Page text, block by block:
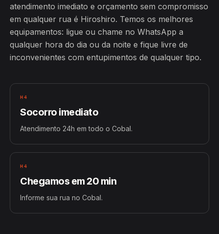
atendimento imediato e orçamento sem compromisso
em qualquer rua é Hiroshiro. Temos os melhores
equipamentos: ligue ou chame no WhatsApp a
qualquer hora do dia ou da noite e fique livre de
inconvenientes com entupimentos de qualquer tipo.
H4
Socorro imediato
Atendimento 24h em todo o Cobal.
H4
Chegamos em 20 min
Informe sua rua no Cobal.